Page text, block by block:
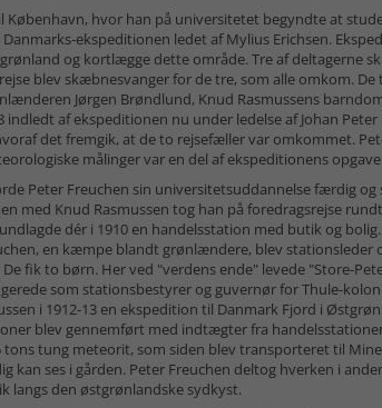
København, hvor han på universitetet begyndte at
ekspeditionen ledet af Mylius Erichsen.
og kortlægge dette område. Tre af deltagerne
blev skæbnesvanger for de tre, som alle omkom. De
Jørgen Brøndlund, Knud Rasmussens
af ekspeditionen nu under ledelse af Johan
det fremgik, at de to rejsefæller var omkommet.
målinger var en del af ekspeditionens opgave.
Peter Freuchen sin universitetsuddannelse færdig
med Knud Rasmussen tog han på foredragsrejse
dér i 1910 en handelsstation med butik og
en kæmpe blandt grønlændere, blev stationsleder
fik to børn. Her ved "verdens ende" levede "Store-
som stationsbestyrer og guvernør for Thule-
i 1912-13 en ekspedition til Danmark Fjord i
blev gennemført med indtægter fra
tons tung meteorit, som siden blev transporteret til
kan ses i gården. Peter Freuchen deltog hverken i
langs den østgrønlandske sydkyst.